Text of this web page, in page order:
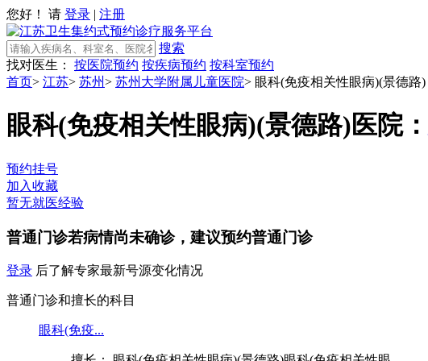
您好！ 请 登录 | 注册
搜索
找对医生：
按医院预约 按疾病预约 按科室预约
首页> 江苏> 苏州> 苏州大学附属儿童医院> 眼科(免疫相关性眼病)(景德路)
眼科(免疫相关性眼病)(景德路)医院：
预约挂号
加入收藏
暂无就医经验
普通门诊若病情尚未确诊，建议预约普通门诊
登录 后了解专家最新号源变化情况
普通门诊和擅长的科目
眼科(免疫...